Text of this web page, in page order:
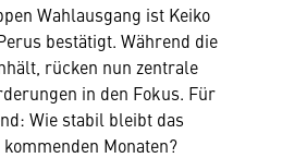
Wahlausgang ist Keiko
bestätigt. Während die
rücken nun zentrale
in den Fokus. Für
Wie stabil bleibt das
Monaten?